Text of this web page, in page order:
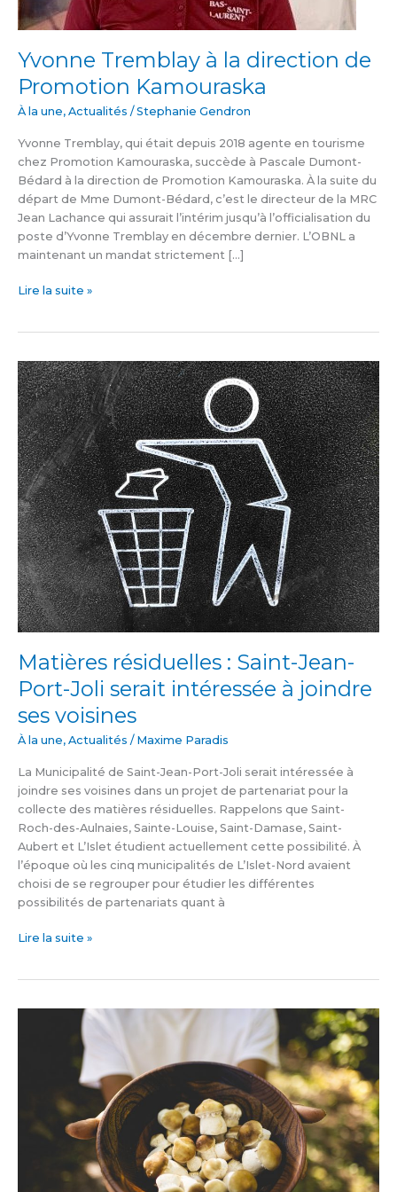
Yvonne Tremblay à la direction de
Promotion Kamouraska
À la une, Actualités /Stephanie Gendron
Yvonne Tremblay, qui était depuis 2018 agente en tourisme
chez Promotion Kamouraska, succède à Pascale Dumont-
Bédard à la direction de Promotion Kamouraska. À la suite du
départ de Mme Dumont-Bédard, c’est le directeur de la MRC
Jean Lachance qui assurait l’intérim jusqu’à l’officialisation du
poste d’Yvonne Tremblay en décembre dernier. L’OBNL a
maintenant un mandat strictement […]
Lire la suite »
Matières résiduelles : Saint-Jean-
Port-Joli serait intéressée à joindre
ses voisines
À la une, Actualités / Maxime Paradis
La Municipalité de Saint-Jean-Port-Joli serait intéressée à
joindre ses voisines dans un projet de partenariat pour la
collecte des matières résiduelles. Rappelons que Saint-
Roch-des-Aulnaies, Sainte-Louise, Saint-Damase, Saint-
Aubert et L’Islet étudient actuellement cette possibilité. À
l’époque où les cinq municipalités de L’Islet-Nord avaient
choisi de se regrouper pour étudier les différentes
possibilités de partenariats quant à
Matières
résiduelles
:
Saint-
Jean-
Port-
Joli
serait
intéressée
à
joindre
ses
voisines
Lire la suite »
financement
innovants
mycologique